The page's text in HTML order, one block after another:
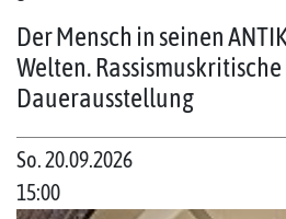
Der Mensch in seinen
Welten.
Dauerausstellung
So. 20.09.2026
15:00